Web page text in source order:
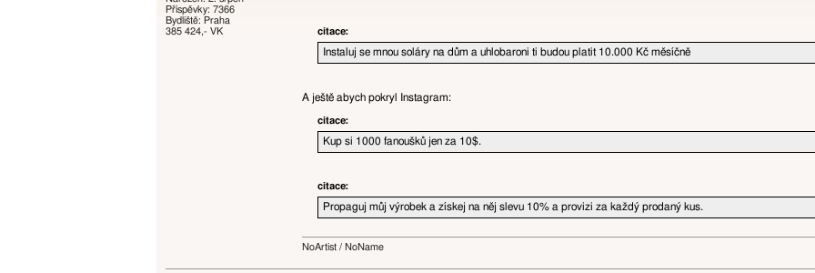
Příspěvky: 7366
Bydliště: Praha
385 424,- VK
citace:
Instaluj se mnou soláry na dům a uhlobaroni ti budou platit 10.000 Kč měsíčně
A ještě abych pokryl Instagram:
citace:
Kup si 1000 fanoušků jen za 10$.
citace:
Propaguj můj výrobek a získej na něj slevu 10% a provizi za každý prodaný kus.
NoArtist / NoName